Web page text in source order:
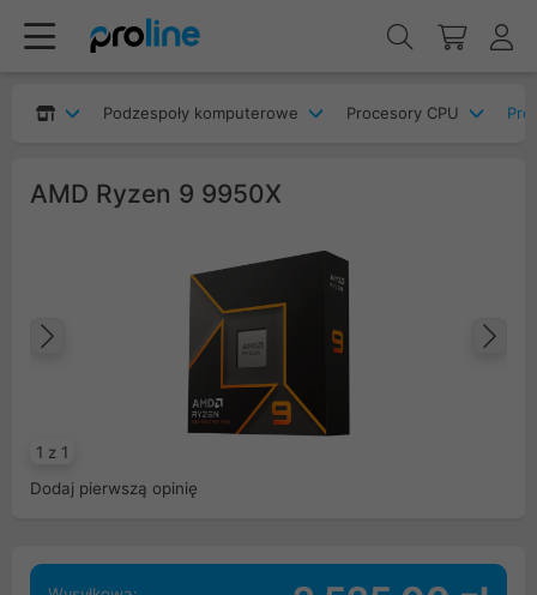
Podzespoły komputerowe Procesory CPU
AMD Ryzen 9 9950X
1 z 1
Poprzedni
Dodaj pierwszą opinię